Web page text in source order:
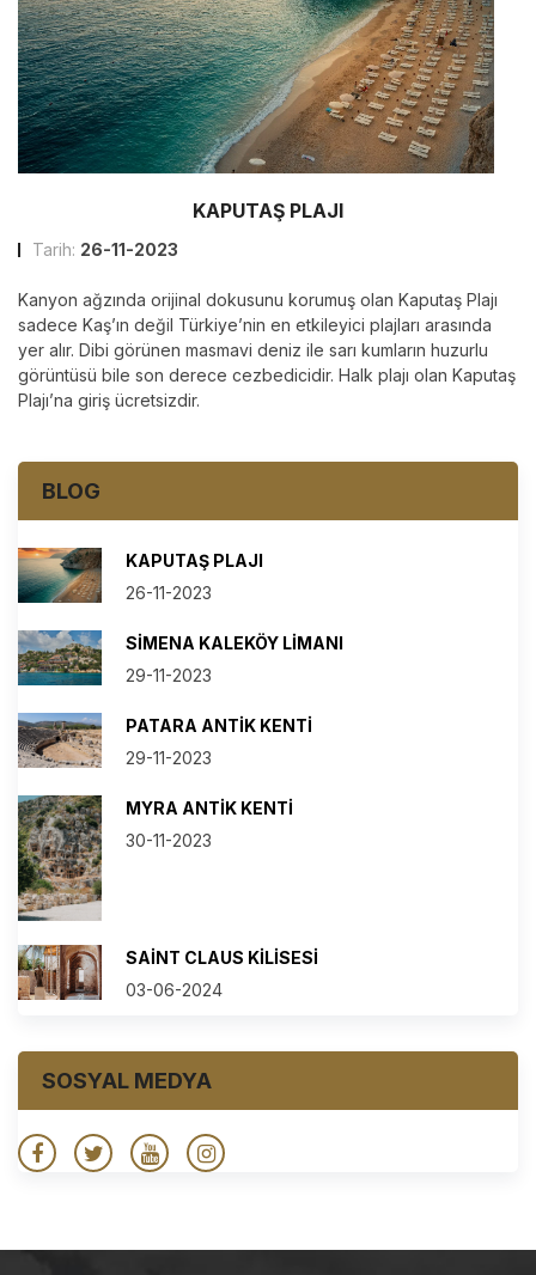
KAPUTAŞ PLAJI
Tarih: 26-11-2023
Kanyon ağzında orijinal dokusunu korumuş olan Kaputaş Plajı
sadece Kaş’ın değil Türkiye’nin en etkileyici plajları arasında
yer alır. Dibi görünen masmavi deniz ile sarı kumların huzurlu
görüntüsü bile son derece cezbedicidir. Halk plajı olan Kaputaş
Plajı’na giriş ücretsizdir.
BLOG
KAPUTAŞ PLAJI
26-11-2023
SIMENA KALEKÖY LIMANI
29-11-2023
PATARA ANTIK KENTI
29-11-2023
MYRA ANTIK KENTI
30-11-2023
SAINT CLAUS KILISESI
03-06-2024
SOSYAL MEDYA